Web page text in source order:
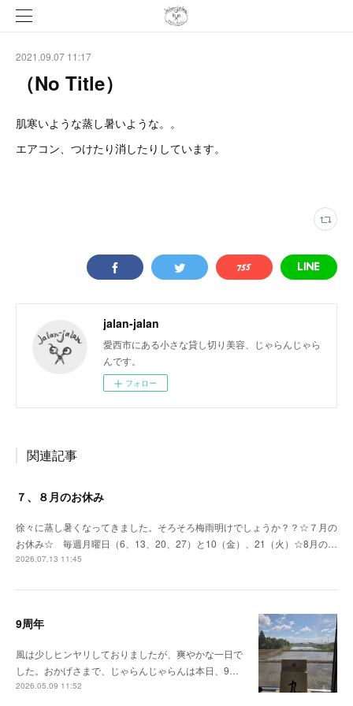
2021.09.07 11:17
（No Title）
肌寒いような蒸し暑いような。。
エアコン、つけたり消したりしています。
jalan-jalan
愛西市にある小さな貸し切り美容、じゃらんじゃら
んです。
フォロー
関連記事
７、８月のお休み
徐々に蒸し暑くなってきました。そろそろ梅雨明けでしょうか？？☆７月の
お休み☆ 毎週月曜日（6、13、20、27）と10（金）、21（火）☆8月の…
2026.07.13 11:45
9周年
風は少しヒンヤリしておりましたが、爽やかな一日で
した。おかげさまで、じゃらんじゃらんは本日、9…
2026.05.09 11:52